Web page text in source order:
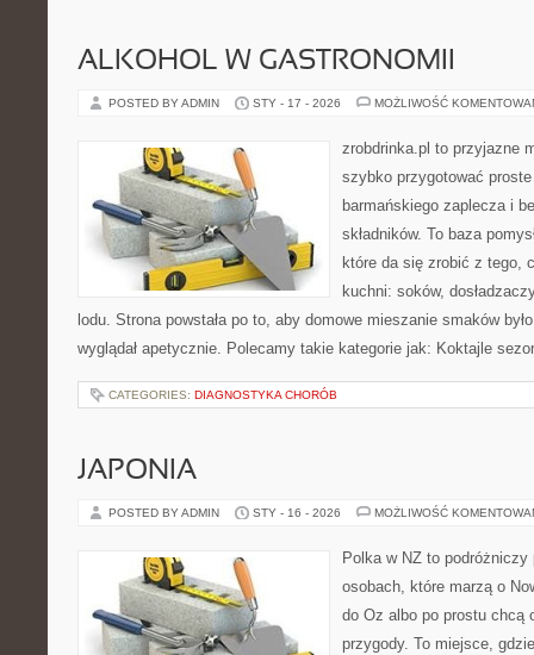
ALKOHOL W GASTRONOMII
POSTED BY ADMIN STY - 17 - 2026 MOŻLIWOŚĆ
zrobdrinka.pl to przyjazne
szybko przygotować
barmańskiego zaplecza i
składników. To baza
które da się zrobić z tego,
kuchni: soków,
lodu. Strona powstała po to, aby domowe mieszanie smaków
wyglądał apetycznie. Polecamy takie kategorie jak: Koktajle
CATEGORIES: DIAGNOSTYKA CHORÓB
JAPONIA
POSTED BY ADMIN STY - 16 - 2026 MOŻLIWOŚĆ
Polka w NZ to
osobach, które marzą o
do Oz albo po prostu chcą
przygody. To miejsce,